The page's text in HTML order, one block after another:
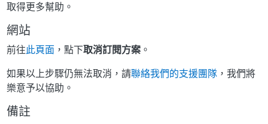
取得更多幫助。
網站
前往此頁面 ，點下取消訂閱方案 。
如果以上步驟仍無法取消，請聯絡我們的支援團隊 ，我們將
樂意予以協助。
備註